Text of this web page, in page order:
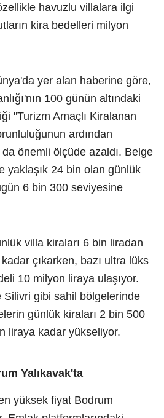
havuzlu villalara ilgi
kira bedelleri milyon
yer alan haberine göre,
100 günün altındaki
"Turizm Amaçlı Kiralanan
ardından
da önemli ölçüde azaldı. Belge
yaklaşık 24 bin olan günlük
6 bin 300 seviyesine
villa kiraları 6 bin liradan
çıkarken, bazı ultra lüks
10 milyon liraya ulaşıyor.
Silivri gibi sahil bölgelerinde
günlük kiraları 2 bin 500
liraya kadar yükseliyor.
Yalıkavak'ta
yüksek fiyat Bodrum